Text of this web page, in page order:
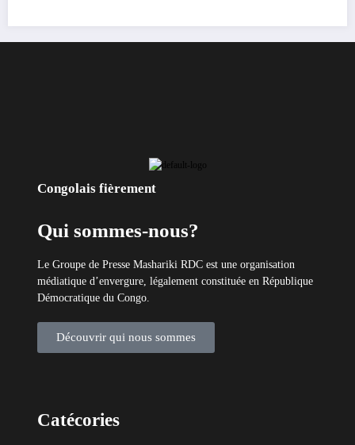
Congolais fièrement
Qui sommes-nous?
Le Groupe de Presse Mashariki RDC est une organisation
médiatique d’envergure, légalement constituée en République
Démocratique du Congo.
Découvrir qui nous sommes
Catécories